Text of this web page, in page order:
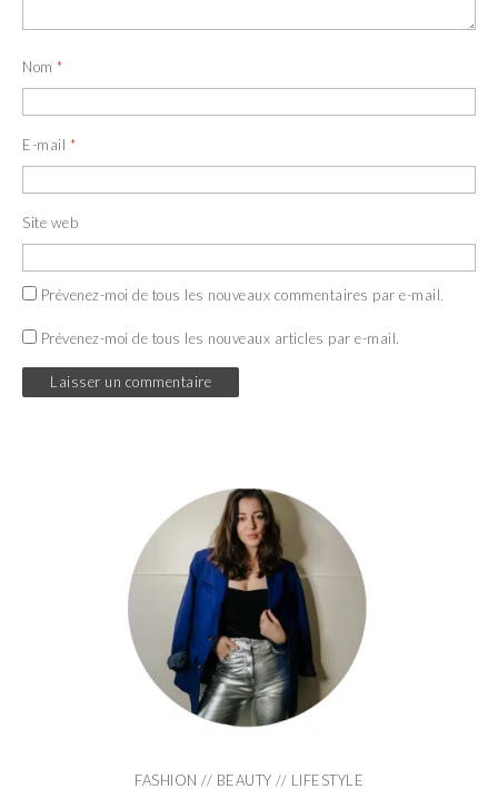
Nom *
E-mail *
Site web
Prévenez-moi de tous les nouveaux commentaires par e-mail.
Prévenez-moi de tous les nouveaux articles par e-mail.
FASHION // BEAUTY // LIFESTYLE